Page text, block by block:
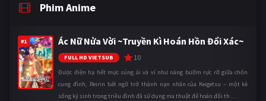
Phim Anime
#1 Ác Nữ Nửa Vời ~Truyền Kì Hoán Hồn Đổi Xác~
FULL HD VIETSUB 10
Được điện hạ hết mực sủng ái và ví như nàng bướm rực rỡ giữa chốn
cung đình, Reirin bất ngờ trở thành nạn nhân của Keigetsu – một kẻ
sống ký sinh trong triều đình đã sử dụng ma thuật để hoán đổi th ...